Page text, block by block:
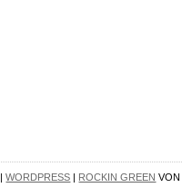
|WORDPRESS | ROCKIN GREEN